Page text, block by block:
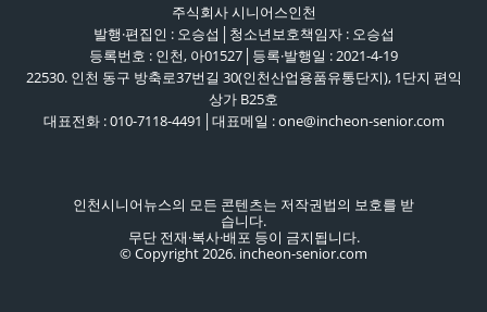
주식회사 시니어스인천
발행·편집인 : 오승섭│청소년보호책임자 : 오승섭
등록번호 : 인천, 아01527│등록·발행일 : 2021-4-19
22530. 인천 동구 방축로37번길 30(인천산업용품유통단지), 1단지 편익
상가 B25호
대표전화 : 010-7118-4491│대표메일 : one@incheon-senior.com
인천시니어뉴스의 모든 콘텐츠는 저작권법의 보호를 받
습니다.
무단 전재·복사·배포 등이 금지됩니다.
© Copyright 2026. incheon-senior.com